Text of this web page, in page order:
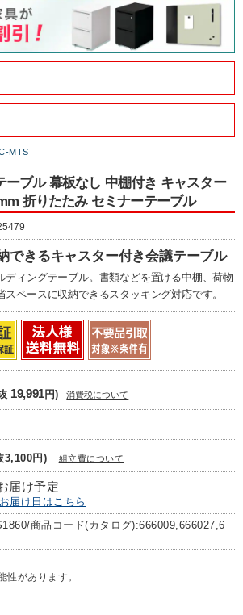
MTS
ブル 幕板なし 中棚付き キャスター
折りたたみ セミナーテーブル
できるキャスター付き会議テーブル
ィングテーブル。書類などを置ける中棚、荷物
ペースに収納できるスタッキング対応です。
19,991円) 消費税について
3,100円) 組立費について
届け予定
届け日はこちら
商品コード(カタログ):666009,666027,6
性があります。